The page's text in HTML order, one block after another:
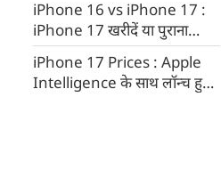
जानिए क्या है कीमत
iPhone 16 vs iPhone 17 :
iPhone 17 खरीदें या पुराना
iPhone 16 ही आपके लिए बेस्ट,
तो दूर करें अपना कन्फ्यूजन
iPhone 17 Prices : Apple
Intelligence के साथ लॉन्च हुआ